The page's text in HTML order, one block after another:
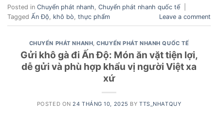
Posted in Chuyển phát nhanh Chuyển phát nhanh quốc tế
Tagged Ấn Độ khô bò thực phẩm Leave a comment
CHUYỂN PHÁT NHANH,CHUYỂN PHÁT NHANH QUỐC TẾ
Gửi khô gà đi Ấn Độ: Món ăn vặt tiện lợi,
dễ gửi và phù hợp khẩu vị người Việt xa
xứ
POSTED ON24 THÁNG 10, 2025 BYTTS_NHATQUY